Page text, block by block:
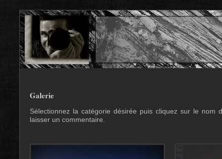
Galerie
Sélectionnez la catégorie désirée puis cliquez sur le
laisser un commentaire.